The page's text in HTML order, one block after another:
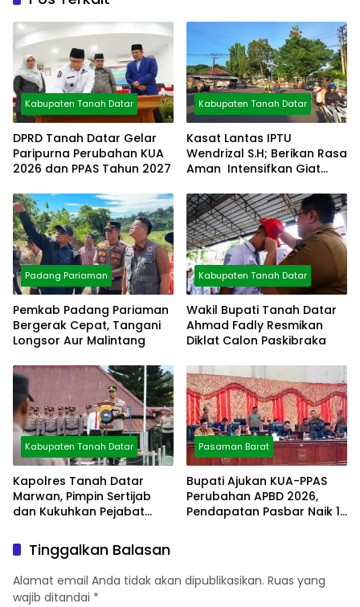
Kabupaten Tanah Datar
DPRD Tanah Datar Gelar
Paripurna Perubahan KUA
2026 dan PPAS Tahun 2027
Kabupaten Tanah Datar
Kasat Lantas IPTU
Wendrizal S.H; Berikan Rasa
Aman Intensifkan Giat
Padang Pariaman
Pemkab Padang Pariaman
Bergerak Cepat, Tangani
Longsor Aur Malintang
Kabupaten Tanah Datar
Wakil Bupati Tanah Datar
Ahmad Fadly Resmikan
Diklat Calon Paskibraka
Kabupaten Tanah Datar
Kapolres Tanah Datar
Marwan, Pimpin Sertijab
dan Kukuhkan Pejabat
Pasaman Barat
Bupati Ajukan KUA-PPAS
Perubahan APBD 2026,
Pendapatan Pasbar Naik 15
Tinggalkan Balasan
Alamat email Anda tidak akan dipublikasikan. Ruas yang
wajib ditandai *